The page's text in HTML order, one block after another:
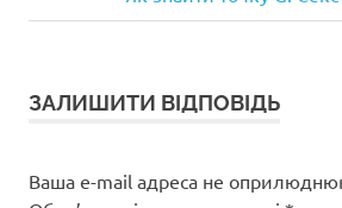
запис:
ЗАЛИШИТИ ВІДПОВІДЬ
Ваша e-mail адреса не